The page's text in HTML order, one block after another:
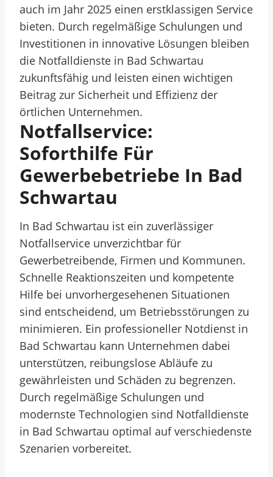
auch im Jahr 2025 einen erstklassigen Service
bieten. Durch regelmäßige Schulungen und
Investitionen in innovative Lösungen bleiben
die Notfalldienste in Bad Schwartau
zukunftsfähig und leisten einen wichtigen
Beitrag zur Sicherheit und Effizienz der
örtlichen Unternehmen.
Notfallservice:
Soforthilfe Für
Gewerbebetriebe In Bad
Schwartau
In Bad Schwartau ist ein zuverlässiger
Notfallservice unverzichtbar für
Gewerbetreibende, Firmen und Kommunen.
Schnelle Reaktionszeiten und kompetente
Hilfe bei unvorhergesehenen Situationen
sind entscheidend, um Betriebsstörungen zu
minimieren. Ein professioneller Notdienst in
Bad Schwartau kann Unternehmen dabei
unterstützen, reibungslose Abläufe zu
gewährleisten und Schäden zu begrenzen.
Durch regelmäßige Schulungen und
modernste Technologien sind Notfalldienste
in Bad Schwartau optimal auf verschiedenste
Szenarien vorbereitet.